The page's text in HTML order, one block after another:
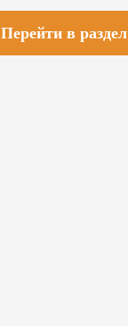
Перейти в раздел